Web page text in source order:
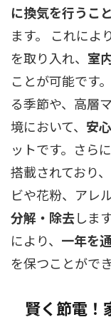
に換気を行うこ
ます。 これによ
を取り入れ、 室
ことが可能です
る季節や、高層
境において、 安
ットです。さら
搭載されており
ビや花粉、アレ
分解・除去しま
により、 一年を
を保つことがで
賢く節電！